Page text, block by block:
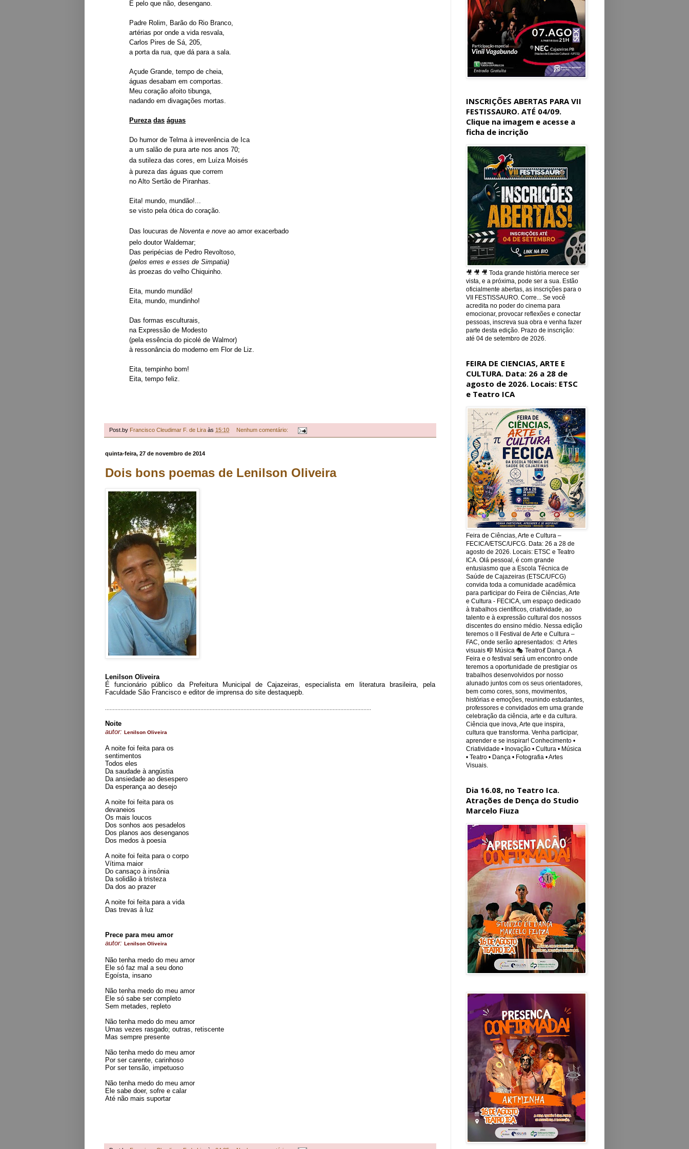
E pelo que não, desengano.
Padre Rolim, Barão do Rio Branco,
artérias por onde a vida resvala,
Carlos Pires de Sá, 205,
a porta da rua, que dá para a sala.
Açude Grande, tempo de cheia,
águas desabam em comportas.
Meu coração afoito tibunga,
nadando em divagações mortas.
Pureza das águas
Do humor de Telma à irreverência de Ica
a um salão de pura arte nos anos 70;
da sutileza das cores, em LuízaMoisés
à pureza das águas que correm
no Alto Sertão de Piranhas.
Eita! mundo, mundão!...
se visto pela ótica do coração.
Das loucuras deNoventa e noveao amorexacerbado
pelo doutor Waldemar;
Das peripécias de Pedro Revoltoso,
(pelos erres e esses de Simpatia)
às proezas do velho Chiquinho.
Eita, mundo mundão!
Eita, mundo, mundinho!
Das formas esculturais,
na Expressão de Modesto
(pela essência do picolé de Walmor)
à ressonância do moderno em Flor de Liz.
Eita, tempinho bom!
Eita, tempo feliz.
Post.by Francisco Cleudimar F. de Lira às 15:10 Nenhum comentário:
quinta-feira, 27 de novembro de 2014
Dois bons poemas de Lenilson Oliveira
Lenilson Oliveira
É funcionário público da Prefeitura Municipal de Cajazeiras, especialista em literatura brasileira, pela
Faculdade São Francisco e editor de imprensa do site destaquepb.
.............................................................................................................................................................................
Noite
autor:
Lenilson Oliveira
A noite foi feita para os
sentimentos
Todos eles
Da saudade à angústia
Da ansiedade ao desespero
Da esperança ao desejo
A noite foi feita para os
devaneios
Os mais loucos
Dos sonhos aos pesadelos
Dos planos aos desenganos
Dos medos à poesia
A noite foi feita para o corpo
Vítima maior
Do cansaço à insônia
Da solidão à tristeza
Da dos ao prazer
A noite foi feita para a vida
Das trevas à luz
Prece para meu amor
autor:
Lenilson Oliveira
Não tenha medo do meu amor
Ele só faz mal a seu dono
Egoísta, insano
Não tenha medo do meu amor
Ele só sabe ser completo
Sem metades, repleto
Não tenha medo do meu amor
Umas vezes rasgado; outras, retiscente
Mas sempre presente
Não tenha medo do meu amor
Por ser carente, carinhoso
Por ser tensão, impetuoso
Não tenha medo do meu amor
Ele sabe doer, sofre e calar
Até não mais suportar
INSCRIÇÕES ABERTAS PARA VII
FESTISSAURO. ATÉ 04/09.
Clique na imagem e acesse a
ficha de incrição
🎥 🎥 🎥 Toda grande história merece ser
vista, e a próxima, pode ser a sua. Estão
oficialmente abertas, as inscrições para o
VII FESTISSAURO. Corre... Se você
acredita no poder do cinema para
emocionar, provocar reflexões e conectar
pessoas, inscreva sua obra e venha fazer
parte desta edição. Prazo de inscrição:
até 04 de setembro de 2026.
FEIRA DE CIENCIAS, ARTE E
CULTURA. Data: 26 a 28 de
agosto de 2026. Locais: ETSC
e Teatro ICA
Feira de Ciências, Arte e Cultura –
FECICA/ETSC/UFCG. Data: 26 a 28 de
agosto de 2026. Locais: ETSC e Teatro
ICA. Olá pessoal, é com grande
entusiasmo que a Escola Técnica de
Saúde de Cajazeiras (ETSC/UFCG)
convida toda a comunidade acadêmica
para participar do Feira de Ciências, Arte
e Cultura - FECICA, um espaço dedicado
à trabalhos científicos, criatividade, ao
talento e à expressão cultural dos nossos
discentes do ensino médio. Nessa edição
teremos o II Festival de Arte e Cultura –
FAC, onde serão apresentados: 🎨 Artes
visuais 🎼 Música 🎭 Teatro💃 Dança. A
Feira e o festival será um encontro onde
teremos a oportunidade de prestigiar os
trabalhos desenvolvidos por nosso
alunado juntos com os seus orientadores,
bem como cores, sons, movimentos,
histórias e emoções, reunindo estudantes,
professores e convidados em uma grande
celebração da ciência, arte e da cultura.
Ciência que inova, Arte que inspira,
cultura que transforma. Venha participar,
aprender e se inspirar! Conhecimento •
Criatividade • Inovação • Cultura • Música
• Teatro • Dança • Fotografia • Artes
Visuais.
Dia 16.08, no Teatro Ica.
Atrações de Dença do Studio
Marcelo Fiuza